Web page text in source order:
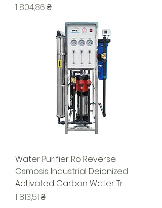
Ціна
1 804,86 ₴
Water Purifier Ro Reverse
Osmosis Industrial Deionized
Activated Carbon Water Tr
Ціна
1 813,51 ₴